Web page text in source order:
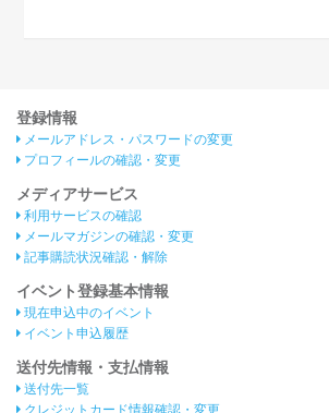
登録情報
メールアドレス・パスワードの変更
プロフィールの確認・変更
メディアサービス
利用サービスの確認
メールマガジンの確認・変更
記事購読状況確認・解除
イベント登録基本情報
現在申込中のイベント
イベント申込履歴
送付先情報・支払情報
送付先一覧